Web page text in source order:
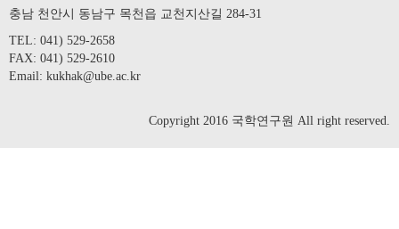
충남 천안시 동남구 목천읍 교천지산길 284-31
TEL: 041) 529-2658
FAX: 041) 529-2610
Email: kukhak@ube.ac.kr
Copyright 2016 국학연구원 All right reserved.